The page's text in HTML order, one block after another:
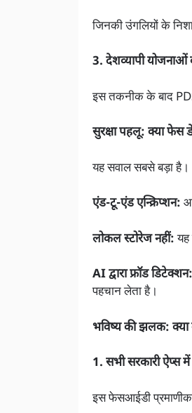
जिनकी उंगलियों के
3. देशव्यापी योजनाओं
इस तकनीक के बाद
सुरक्षा पहलू: क्या फेस
यह सवाल सबसे बड़ा है।
एंड-टू-एंड एन्क्रिप्शन:
लोकल स्टोरेज नहीं:यह
AI द्वारा फ्रॉड डिटेक्शन:
पहचान लेता है।
भविष्य की झलक: क्या
1. सभी सरकारी ऐप्स
इस फेसआईडी